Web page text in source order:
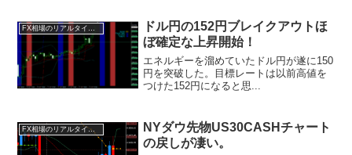
ドル円の152円ブレイクアウトほ
ぼ確定な上昇開始！
エネルギーを溜めていたドル円が遂に150
円を突破した。目標レートは以前高値を
つけた152円になると思...
FX相場のリアルタイム情報
NYダウ先物US30CASHチャート
の戻しが凄い。